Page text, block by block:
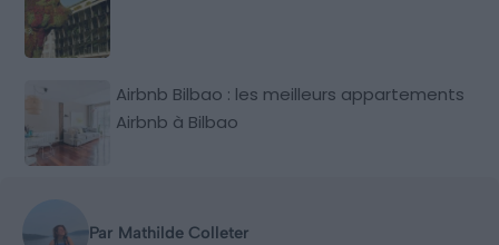
Airbnb Bilbao : les meilleurs appartements
Airbnb à Bilbao
Par Mathilde Colleter